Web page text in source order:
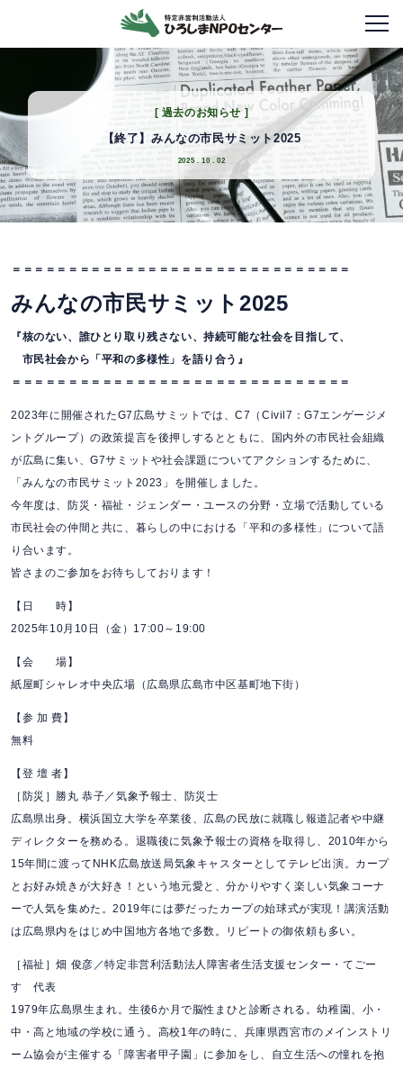
メニ
過去のお知らせ
【終了】みんなの市民サミット2025
2025 . 10 . 02
＝＝＝＝＝＝＝＝＝＝＝＝＝＝＝＝＝＝＝＝＝＝＝＝＝＝＝＝＝＝
みんなの市民サミット2025
『核のない、誰ひとり取り残さない、持続可能な社会を目指して、
市民社会から「平和の多様性」を語り合う』
＝＝＝＝＝＝＝＝＝＝＝＝＝＝＝＝＝＝＝＝＝＝＝＝＝＝＝＝＝＝
2023年に開催されたG7広島サミットでは、C7（Civil7：G7エンゲージメ
ントグループ）の政策提言を後押しするとともに、国内外の市民社会組織
が広島に集い、G7サミットや社会課題についてアクションするために、
「みんなの市民サミット2023」を開催しました。
今年度は、防災・福祉・ジェンダー・ユースの分野・立場で活動している
市民社会の仲間と共に、暮らしの中における「平和の多様性」について語
り合います。
皆さまのご参加をお待ちしております！
【日 時】
2025年10月10日（金）17:00～19:00
【会 場】
紙屋町シャレオ中央広場（広島県広島市中区基町地下街）
【参 加 費】
無料
【登 壇 者】
［防災］勝丸 恭子／気象予報士、防災士
広島県出身。横浜国立大学を卒業後、広島の民放に就職し報道記者や中継
ディレクターを務める。退職後に気象予報士の資格を取得し、2010年から
15年間に渡ってNHK広島放送局気象キャスターとしてテレビ出演。カープ
とお好み焼きが大好き！という地元愛と、分かりやすく楽しい気象コーナ
ーで人気を集めた。2019年には夢だったカープの始球式が実現！講演活動
は広島県内をはじめ中国地方各地で多数。リピートの御依頼も多い。
［福祉］畑 俊彦／特定非営利活動法人障害者生活支援センター・てごー
す 代表
1979年広島県生まれ。生後6か月で脳性まひと診断される。幼稚園、小・
中・高と地域の学校に通う。高校1年の時に、兵庫県西宮市のメインストリ
ーム協会が主催する「障害者甲子園」に参加をし、自立生活への憧れを抱